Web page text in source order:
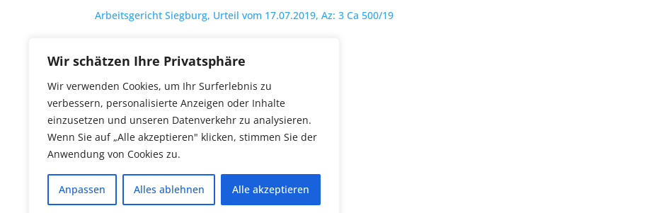
Wir schätzen Ihre Privatsphäre
Wir verwenden Cookies, um Ihr Surferlebnis zu
verbessern, personalisierte Anzeigen oder Inhalte
einzusetzen und unseren Datenverkehr zu analysieren.
Wenn Sie auf „Alle akzeptieren" klicken, stimmen Sie der
Anwendung von Cookies zu.
Anpassen Alles ablehnen Alle akzeptieren
Arbeitsgericht Siegburg, Urteil vom 17.07.2019, Az: 3 Ca 500/19
Datenschutzerklärung Impressum Über uns